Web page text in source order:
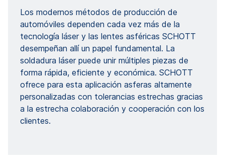
Los modernos métodos de producción de
automóviles dependen cada vez más de la
tecnología láser y las lentes asféricas SCHOTT
desempeñan allí un papel fundamental. La
soldadura láser puede unir múltiples piezas de
forma rápida, eficiente y económica. SCHOTT
ofrece para esta aplicación asferas altamente
personalizadas con tolerancias estrechas gracias
a la estrecha colaboración y cooperación con los
clientes.